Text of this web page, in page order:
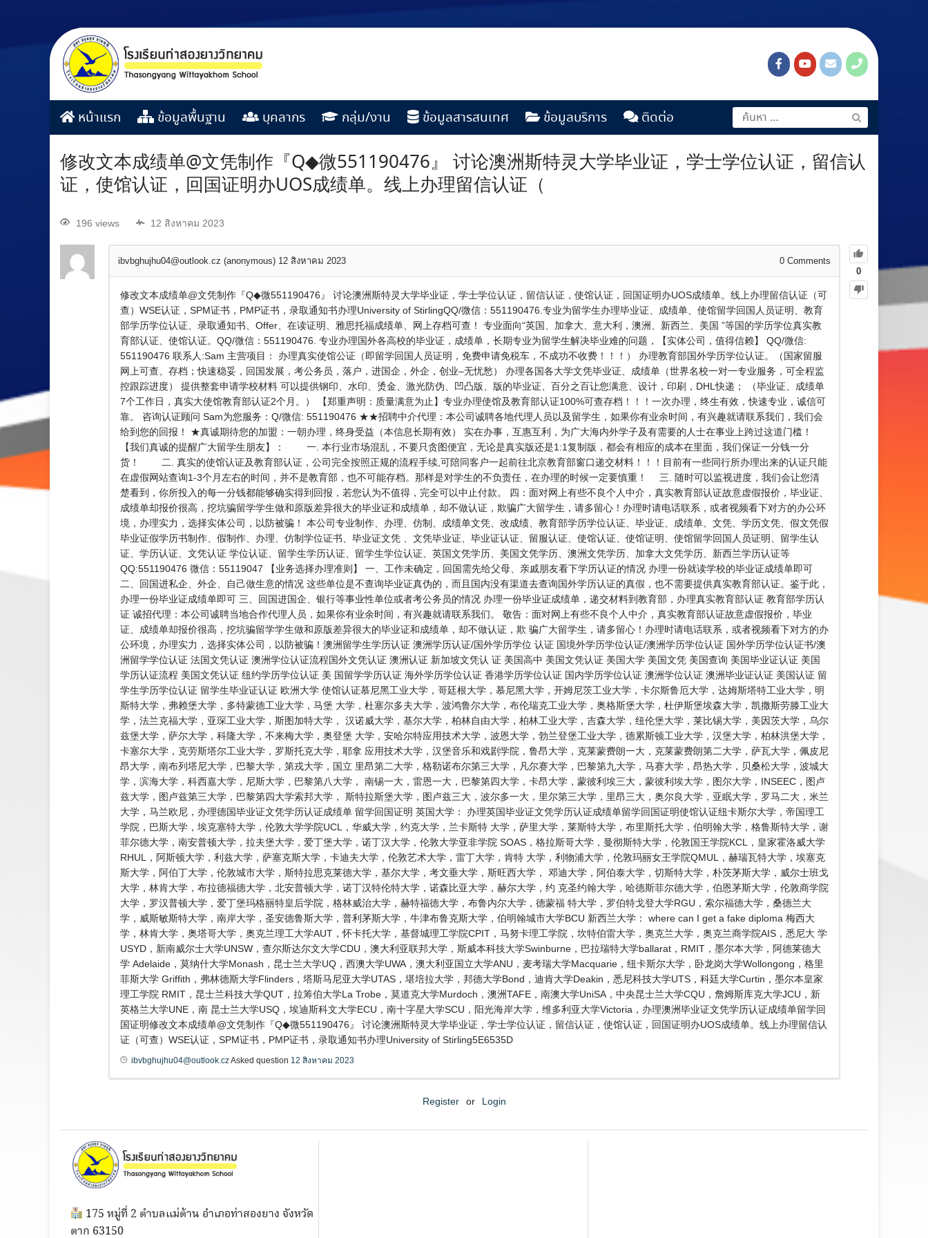
หน้าแรก ข้อมูลพื้นฐาน บุคลากร กลุ่ม/งาน ข้อมูลสารสนเทศ ข้อมูลบริการ ติดต่อ
修改文本成绩单@文凭制作『Q◆微551190476』 讨论澳洲斯特灵大学毕业证，学士学位认证，留信认
证，使馆认证，回国证明办UOS成绩单。线上办理留信认证（
196 views 12 สิงหาคม 2023
0
ibvbghujhu04@outlook.cz (anonymous) 12 สิงหาคม 2023 0 Comments
修改文本成绩单@文凭制作『Q◆微551190476』 讨论澳洲斯特灵大学毕业证，学士学位认证，留信认证，使馆认证，回国证明办UOS成绩单。线上办理留信认证（可
查）WSE认证，SPM证书，PMP证书，录取通知书办理University of StirlingQQ/微信：551190476.专业为留学生办理毕业证、成绩单、使馆留学回国人员证明、教育
部学历学位认证、录取通知书、Offer、在读证明、雅思托福成绩单、网上存档可查！ 专业面向“英国、加拿大、意大利，澳洲、新西兰、美国 ”等国的学历学位真实教
育部认证、使馆认证。QQ/微信：551190476. 专业办理国外各高校的毕业证，成绩单，长期专业为留学生解决毕业难的问题，【实体公司，值得信赖】 QQ/微信:
551190476 联系人:Sam 主营项目： 办理真实使馆公证（即留学回国人员证明，免费申请免税车，不成功不收费！！！） 办理教育部国外学历学位认证。（国家留服
网上可查、存档；快速稳妥，回国发展，考公务员，落户，进国企，外企，创业–无忧愁） 办理各国各大学文凭毕业证、成绩单（世界名校一对一专业服务，可全程监
控跟踪进度） 提供整套申请学校材料 可以提供钢印、水印、烫金、激光防伪、凹凸版、版的毕业证、百分之百让您满意、设计，印刷，DHL快递； （毕业证、成绩单
7个工作日，真实大使馆教育部认证2个月。） 【郑重声明：质量满意为止】专业办理使馆及教育部认证100%可查存档！！！一次办理，终生有效，快速专业，诚信可
靠。 咨询认证顾问 Sam为您服务：Q/微信: 551190476 ★★招聘中介代理：本公司诚聘各地代理人员以及留学生，如果你有业余时间，有兴趣就请联系我们，我们会
给到您的回报！ ★真诚期待您的加盟：一朝办理，终身受益（本信息长期有效） 实在办事，互惠互利，为广大海内外学子及有需要的人士在事业上跨过这道门槛！
【我们真诚的提醒广大留学生朋友】： 一. 本行业市场混乱，不要只贪图便宜，无论是真实版还是1:1复制版，都会有相应的成本在里面，我们保证一分钱一分
货！ 二. 真实的使馆认证及教育部认证，公司完全按照正规的流程手续,可陪同客户一起前往北京教育部窗口递交材料！！！目前有一些同行所办理出来的认证只能
在虚假网站查询1-3个月左右的时间，并不是教育部，也不可能存档。那样是对学生的不负责任，在办理的时候一定要慎重！ 三. 随时可以监视进度，我们会让您清
楚看到，你所投入的每一分钱都能够确实得到回报，若您认为不值得，完全可以中止付款。 四：面对网上有些不良个人中介，真实教育部认证故意虚假报价，毕业证、
成绩单却报价很高，挖坑骗留学学生做和原版差异很大的毕业证和成绩单，却不做认证，欺骗广大留学生，请多留心！办理时请电话联系，或者视频看下对方的办公环
境，办理实力，选择实体公司，以防被骗！ 本公司专业制作、办理、仿制、成绩单文凭、改成绩、教育部学历学位认证、毕业证、成绩单、文凭、学历文凭、假文凭假
毕业证假学历书制作、假制作、办理、仿制学位证书、毕业证文凭 、文凭毕业证、毕业证认证、留服认证、使馆认证、使馆证明、使馆留学回国人员证明、留学生认
证、学历认证、文凭认证 学位认证、留学生学历认证、留学生学位认证、英国文凭学历、美国文凭学历、澳洲文凭学历、加拿大文凭学历、新西兰学历认证等
QQ:551190476 微信：55119047 【业务选择办理准则】 一、工作未确定，回国需先给父母、亲戚朋友看下学历认证的情况 办理一份就读学校的毕业证成绩单即可
二、回国进私企、外企、自己做生意的情况 这些单位是不查询毕业证真伪的，而且国内没有渠道去查询国外学历认证的真假，也不需要提供真实教育部认证。鉴于此，
办理一份毕业证成绩单即可 三、回国进国企、银行等事业性单位或者考公务员的情况 办理一份毕业证成绩单，递交材料到教育部，办理真实教育部认证 教育部学历认
证 诚招代理：本公司诚聘当地合作代理人员，如果你有业余时间，有兴趣就请联系我们。 敬告：面对网上有些不良个人中介，真实教育部认证故意虚假报价，毕业
证、成绩单却报价很高，挖坑骗留学学生做和原版差异很大的毕业证和成绩单，却不做认证，欺 骗广大留学生，请多留心！办理时请电话联系，或者视频看下对方的办
公环境，办理实力，选择实体公司，以防被骗！澳洲留学生学历认证 澳洲学历认证/国外学历学位 认证 国境外学历学位认证/澳洲学历学位认证 国外学历学位认证书/澳
洲留学学位认证 法国文凭认证 澳洲学位认证流程国外文凭认证 澳洲认证 新加坡文凭认 证 美国高中 美国文凭认证 美国大学 美国文凭 美国查询 美国毕业证认证 美国
学历认证流程 美国文凭认证 纽约学历学位认证 美 国留学学历认证 海外学历学位认证 香港学历学位认证 国内学历学位认证 澳洲学位认证 澳洲毕业证认证 美国认证 留
学生学历学位认证 留学生毕业证认证 欧洲大学 使馆认证慕尼黑工业大学，哥廷根大学，慕尼黑大学，开姆尼茨工业大学，卡尔斯鲁厄大学，达姆斯塔特工业大学，明
斯特大学，弗赖堡大学，多特蒙德工业大学，马堡 大学，杜塞尔多夫大学，波鸿鲁尔大学，布伦瑞克工业大学，奥格斯堡大学，杜伊斯堡埃森大学，凯撒斯劳滕工业大
学，法兰克福大学，亚琛工业大学，斯图加特大学， 汉诺威大学，基尔大学，柏林自由大学，柏林工业大学，吉森大学，纽伦堡大学，莱比锡大学，美因茨大学，乌尔
兹堡大学，萨尔大学，科隆大学，不来梅大学，奥登堡 大学，安哈尔特应用技术大学，波恩大学，勃兰登堡工业大学，德累斯顿工业大学，汉堡大学，柏林洪堡大学，
卡塞尔大学，克劳斯塔尔工业大学，罗斯托克大学，耶拿 应用技术大学，汉堡音乐和戏剧学院，鲁昂大学，克莱蒙费朗一大，克莱蒙费朗第二大学，萨瓦大学，佩皮尼
昂大学，南布列塔尼大学，巴黎大学，第戎大学，国立 里昂第二大学，格勒诺布尔第三大学，凡尔赛大学，巴黎第九大学，马赛大学，昂热大学，贝桑松大学，波城大
学，滨海大学，科西嘉大学，尼斯大学，巴黎第八大学， 南锡一大，雷恩一大，巴黎第四大学，卡昂大学，蒙彼利埃三大，蒙彼利埃大学，图尔大学，INSEEC，图卢
兹大学，图卢兹第三大学，巴黎第四大学索邦大学， 斯特拉斯堡大学，图卢兹三大，波尔多一大，里尔第三大学，里昂三大，奥尔良大学，亚眠大学，罗马二大，米兰
大学，马兰欧尼，办理德国毕业证文凭学历认证成绩单 留学回国证明 英国大学： 办理英国毕业证文凭学历认证成绩单留学回国证明使馆认证纽卡斯尔大学，帝国理工
学院，巴斯大学，埃克塞特大学，伦敦大学学院UCL，华威大学，约克大学，兰卡斯特 大学，萨里大学，莱斯特大学，布里斯托大学，伯明翰大学，格鲁斯特大学，谢
菲尔德大学，南安普顿大学，拉夫堡大学，爱丁堡大学，诺丁汉大学，伦敦大学亚非学院 SOAS，格拉斯哥大学，曼彻斯特大学，伦敦国王学院KCL，皇家霍洛威大学
RHUL，阿斯顿大学，利兹大学，萨塞克斯大学，卡迪夫大学，伦敦艺术大学，雷丁大学，肯特 大学，利物浦大学，伦敦玛丽女王学院QMUL，赫瑞瓦特大学，埃塞克
斯大学，阿伯丁大学，伦敦城市大学，斯特拉思克莱德大学，基尔大学，考文垂大学，斯旺西大学， 邓迪大学，阿伯泰大学，切斯特大学，朴茨茅斯大学，威尔士班戈
大学，林肯大学，布拉德福德大学，北安普顿大学，诺丁汉特伦特大学，诺森比亚大学，赫尔大学，约 克圣约翰大学，哈德斯菲尔德大学，伯恩茅斯大学，伦敦商学院
大学，罗汉普顿大学，爱丁堡玛格丽特皇后学院，格林威治大学，赫特福德大学，布鲁内尔大学，德蒙福 特大学，罗伯特戈登大学RGU，索尔福德大学，桑德兰大
学，威斯敏斯特大学，南岸大学，圣安德鲁斯大学，普利茅斯大学，牛津布鲁克斯大学，伯明翰城市大学BCU 新西兰大学： where can I get a fake diploma 梅西大
学，林肯大学，奥塔哥大学，奥克兰理工大学AUT，怀卡托大学，基督城理工学院CPIT，马努卡理工学院，坎特伯雷大学，奥克兰大学，奥克兰商学院AIS，悉尼大 学
USYD，新南威尔士大学UNSW，查尔斯达尔文大学CDU，澳大利亚联邦大学，斯威本科技大学Swinburne，巴拉瑞特大学ballarat，RMIT，墨尔本大学，阿德莱德大
学 Adelaide，莫纳什大学Monash，昆士兰大学UQ，西澳大学UWA，澳大利亚国立大学ANU，麦考瑞大学Macquarie，纽卡斯尔大学，卧龙岗大学Wollongong，格里
菲斯大学 Griffith，弗林德斯大学Flinders，塔斯马尼亚大学UTAS，堪培拉大学，邦德大学Bond，迪肯大学Deakin，悉尼科技大学UTS，科廷大学Curtin，墨尔本皇家
理工学院 RMIT，昆士兰科技大学QUT，拉筹伯大学La Trobe，莫道克大学Murdoch，澳洲TAFE，南澳大学UniSA，中央昆士兰大学CQU，詹姆斯库克大学JCU，新
英格兰大学UNE，南 昆士兰大学USQ，埃迪斯科文大学ECU，南十字星大学SCU，阳光海岸大学，维多利亚大学Victoria，办理澳洲毕业证文凭学历认证成绩单留学回
国证明修改文本成绩单@文凭制作『Q◆微551190476』 讨论澳洲斯特灵大学毕业证，学士学位认证，留信认证，使馆认证，回国证明办UOS成绩单。线上办理留信认
证（可查）WSE认证，SPM证书，PMP证书，录取通知书办理University of Stirling5E6535D
ibvbghujhu04@outlook.czAsked question 12 สิงหาคม 2023
Register or Login
175 หมู่ที่ 2 ตำบลแม่ต้าน อำเภอท่าสองยาง จังหวัด
ตาก 63150